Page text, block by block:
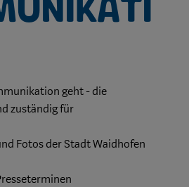
geht - die
zuständig für
Fotos der Stadt Waidhofen